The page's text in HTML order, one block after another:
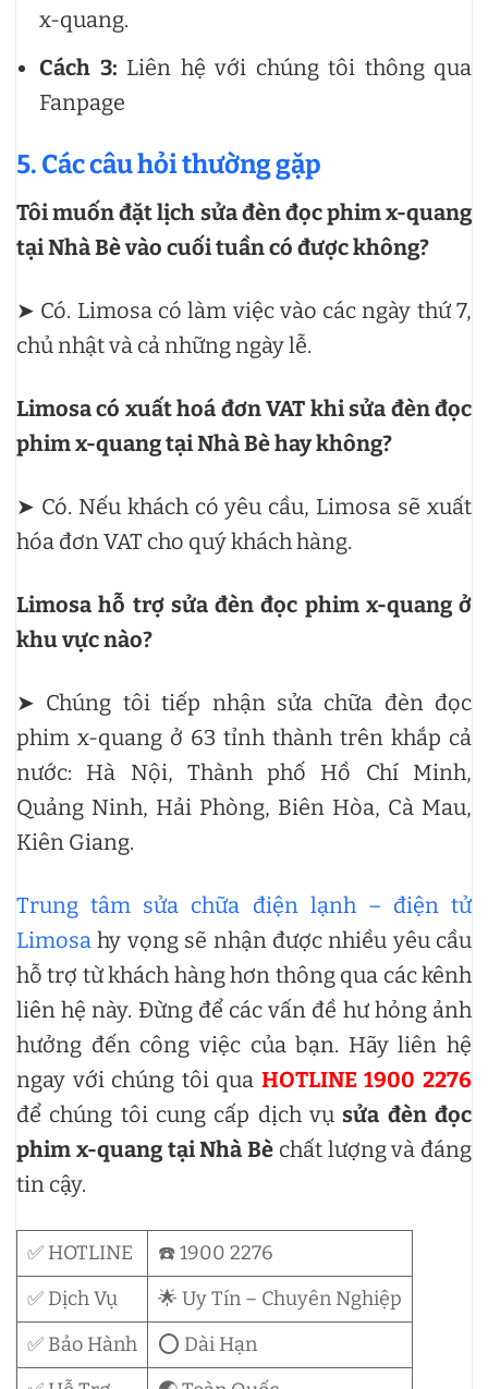
x-quang.
Cách 3: Liên hệ với chúng tôi thông qua
Fanpage
5. Các câu hỏi thường gặp
Tôi muốn đặt lịch sửa đèn đọc phim x-quang
tại Nhà Bè vào cuối tuần có được không?
➤ Có. Limosa có làm việc vào các ngày thứ 7,
chủ nhật và cả những ngày lễ.
Limosa có xuất hoá đơn VAT khi sửa đèn đọc
phim x-quang tại Nhà Bè hay không?
➤ Có. Nếu khách có yêu cầu, Limosa sẽ xuất
hóa đơn VAT cho quý khách hàng.
Limosa hỗ trợ sửa đèn đọc phim x-quang ở
khu vực nào?
➤ Chúng tôi tiếp nhận sửa chữa đèn đọc
phim x-quang ở 63 tỉnh thành trên khắp cả
nước: Hà Nội, Thành phố Hồ Chí Minh,
Quảng Ninh, Hải Phòng, Biên Hòa, Cà Mau,
Kiên Giang.
Trung tâm sửa chữa điện lạnh – điện tử
Limosa hy vọng sẽ nhận được nhiều yêu cầu
hỗ trợ từ khách hàng hơn thông qua các kênh
liên hệ này. Đừng để các vấn đề hư hỏng ảnh
hưởng đến công việc của bạn. Hãy liên hệ
ngay với chúng tôi qua HOTLINE 1900 2276
để chúng tôi cung cấp dịch vụsửa đèn đọc
phim x-quang tại Nhà Bè chất lượng và đáng
tin cậy.
✅ HOTLINE
☎️ 1900 2276
✅ Dịch Vụ
🌟 Uy Tín – Chuyên Nghiệp
✅ Bảo Hành
⭕ Dài Hạn